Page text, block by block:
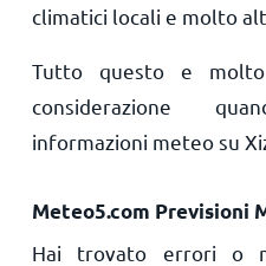
climatici locali e molto
Tutto questo e
considerazione
informazioni meteo su
Meteo5.com Previsioni
Hai trovato errori o